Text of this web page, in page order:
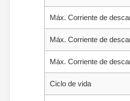
Máx. Corriente de
Máx. Corriente de
Máx. Corriente de
Ciclo de vida